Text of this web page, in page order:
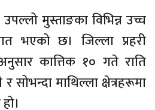
मुस्ताङका विभिन्न उच्च
भएको छ। जिल्ला प्रहरी
कात्तिक १० गते राति
सोभन्दा माथिल्ला क्षेत्रहरूमा